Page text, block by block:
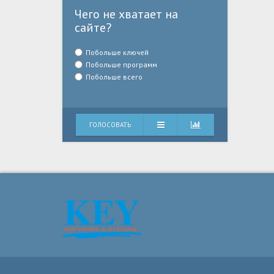
Чего не хватает на
сайте?
Побольше ключей
Побольше программ
Побольше всего
ГОЛОСОВАТЬ